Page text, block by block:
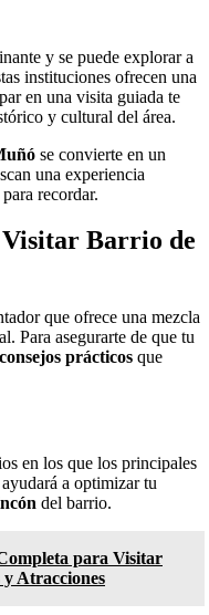
y se puede explorar a
instituciones ofrecen una
en una visita guiada te
y cultural del área.
se convierte en un
una experiencia
recordar.
Visitar Barrio de
que ofrece una mezcla
Para asegurarte de que tu
consejos prácticos que
en los que los principales
a optimizar tu
del barrio.
para Visitar
Atracciones